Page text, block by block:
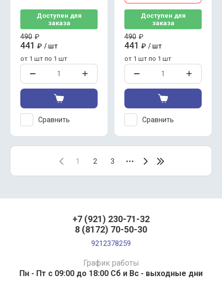
Доступен для
заказа
490 ₽
441 ₽ / шт
от 1 шт по 1 шт
Сравнить
Доступен для
заказа
490 ₽
441 ₽ / шт
от 1 шт по 1 шт
Сравнить
1 2 3
+7 (921) 230-71-32
8 (8172) 70-50-30
9212378259
График работы
Пн - Пт с 09:00 до 18:00 Сб и Вс - выходные дни